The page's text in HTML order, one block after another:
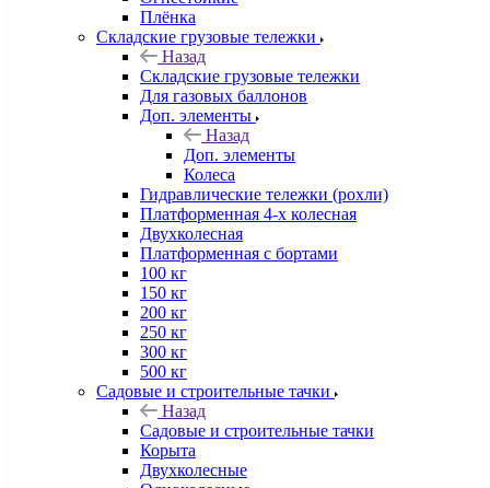
Плёнка
Складские грузовые тележки
Назад
Складские грузовые тележки
Для газовых баллонов
Доп. элементы
Назад
Доп. элементы
Колеса
Гидравлические тележки (рохли)
Платформенная 4-х колесная
Двухколесная
Платформенная с бортами
100 кг
150 кг
200 кг
250 кг
300 кг
500 кг
Садовые и строительные тачки
Назад
Садовые и строительные тачки
Корыта
Двухколесные